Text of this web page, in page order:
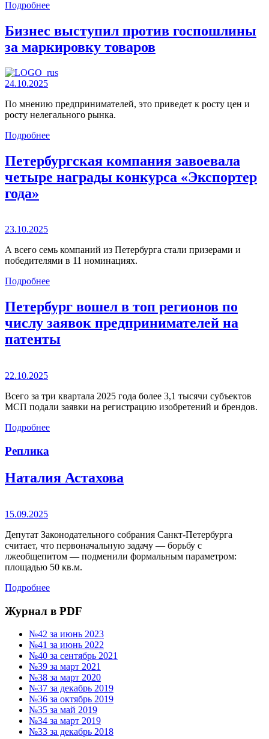
Подробнее
Бизнес выступил против госпошлины
за маркировку товаров
24.10.2025
По мнению предпринимателей, это приведет к росту цен и
росту нелегального рынка.
Подробнее
Петербургская компания завоевала
четыре награды конкурса «Экспортер
года»
23.10.2025
А всего семь компаний из Петербурга стали призерами и
победителями в 11 номинациях.
Подробнее
Петербург вошел в топ регионов по
числу заявок предпринимателей на
патенты
22.10.2025
Всего за три квартала 2025 года более 3,1 тысячи субъектов
МСП подали заявки на регистрацию изобретений и брендов.
Подробнее
Реплика
Наталия Астахова
15.09.2025
Депутат Законодательного собрания Санкт-Петербурга
считает, что первоначальную задачу — борьбу с
лжеобщепитом — подменили формальным параметром:
площадью 50 кв.м.
Подробнее
Журнал в PDF
№42 за июнь 2023
№41 за июнь 2022
№40 за сентябрь 2021
№39 за март 2021
№38 за март 2020
№37 за декабрь 2019
№36 за октябрь 2019
№35 за май 2019
№34 за март 2019
№33 за декабрь 2018